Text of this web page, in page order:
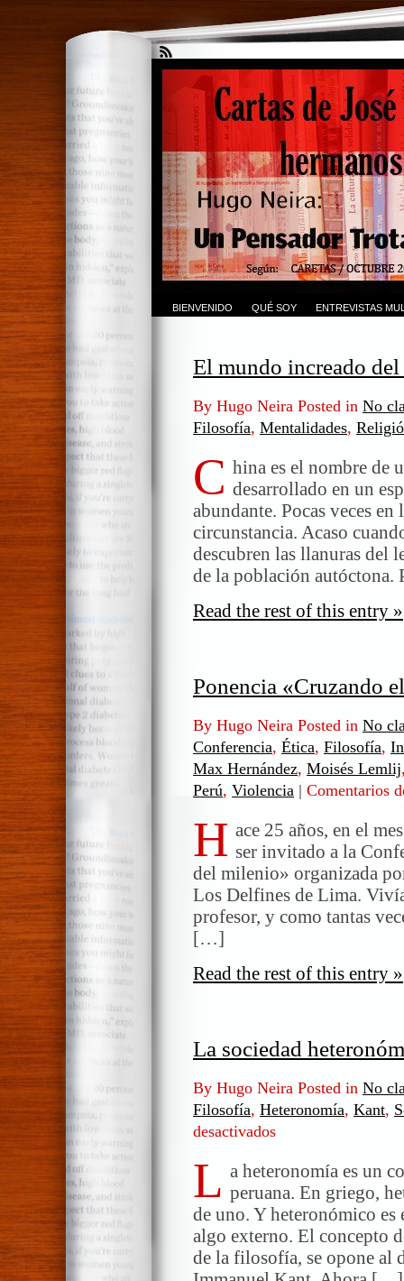
BIENVENIDO QUÉ SOY ENTREVISTAS
El mundo increado
By Hugo Neira Posted in No
Filosofía, Mentalidades,
C hina es el nombre de
desarrollado en un
abundante. Pocas veces
circunstancia. Acaso
descubren las llanuras del
de la población
Read the rest of this entry »
Ponencia «Cruzando
By Hugo Neira Posted in No
Conferencia, Ética, Filosofía,
Max Hernández, Moisés Lemlij
Perú, Violencia | Comentarios
H ace 25 años, en el
ser invitado a la
del milenio» organizada
Los Delfines de Lima.
profesor, y como tantas
[…]
Read the rest of this entry »
La sociedad
By Hugo Neira Posted in No
Filosofía, Heteronomía, Kant,
desactivados
sociedad
heteronómica
L a heteronomía es un
peruana. En griego,
de uno. Y heteronómico
algo externo. El concepto
de la filosofía, se opone al